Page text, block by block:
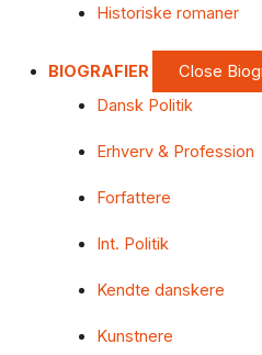
Historiske romaner
BIOGRAFIER Close
Dansk Politik
Erhverv & Profession
Forfattere
Int. Politik
Kendte danskere
Kunstnere